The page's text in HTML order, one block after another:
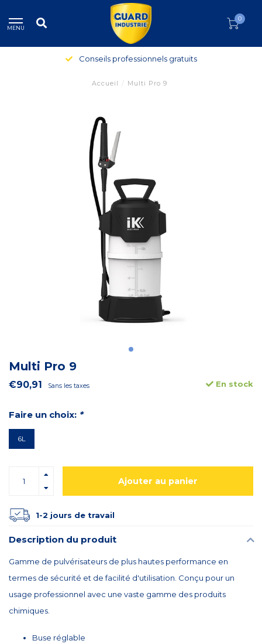
MENU
0
Conseils professionnels gratuits
Accueil / Multi Pro 9
Multi Pro 9
€90,91 Sans les taxes En stock
Faire un choix: *
6L
Ajouter au panier
1-2 jours de travail
Description du produit
Gamme de pulvérisateurs de plus hautes performance en
termes de sécurité et de facilité d'utilisation. Conçu pour un
usage professionnel avec une vaste gamme des produits
chimiques.
Buse réglable